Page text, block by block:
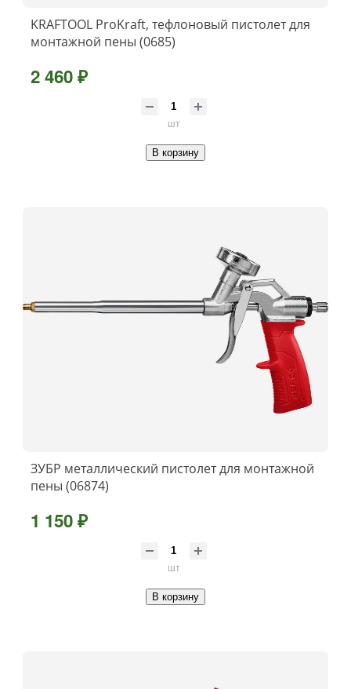
KRAFTOOL ProKraft, тефлоновый пистолет для
монтажной пены (0685)
2 460 ₽
шт
В корзину
ЗУБР металлический пистолет для монтажной
пены (06874)
1 150 ₽
шт
В корзину